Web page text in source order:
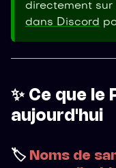
directement sur
dans Discord
✨ Ce que
aujourd'hui
🏷️ Noms de